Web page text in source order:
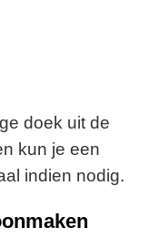
doek uit de
kun je een
indien nodig.